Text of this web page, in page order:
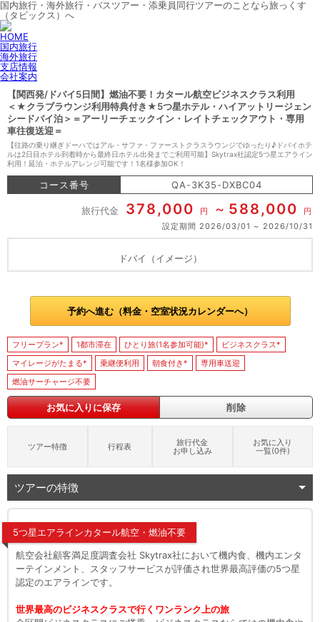
国内旅行・海外旅行・バスツアー・添乗員同行ツアーのことなら旅っくす
（タビックス）へ
HOME
国内旅行
海外旅行
支店情報
会社案内
【関西発/ドバイ5日間】燃油不要！カタール航空ビジネスクラス利用
＜★クラブラウンジ利用特典付き★5つ星ホテル・ハイアットリージェン
シードバイ泊＞＝アーリーチェックイン・レイトチェックアウト・専用
車往復送迎＝
【往路の乗り継ぎドーハではアル・サファ・ファーストクラスラウンジでゆったり♪ドバイホテ
ルは2日目ホテル到着時から最終日ホテル出発までご利用可能】Skytrax社認定5つ星エアライン
利用！延泊・ホテルアレンジ可能です！1名様参加OK！
コース番号 QA-3K35-DXBC04
旅行代金 378,000 円 588,000
円
設定期間 2026/03/01 2026/10/31
ドバイ（イメージ）
予約へ進む（料金・空室状況カレンダーへ）
フリープラン* 1都市滞在 ひとり旅(1名参加可能)*
ビジネスクラス*
マイレージがたまる*
乗継便利用 朝食付き*
専用車送迎
燃油サーチャージ不要
お気に入りに保存 削除
ツアー特徴 行程表
旅行代金
お申し込み
お気に入り
一覧(0件)
ツアーの特徴
5つ星エアラインカタール航空・燃油不要
航空会社顧客満足度調査会社 Skytrax社において機内食、機内エンタ
ーテインメント、スタッフサービスが評価され世界最高評価の5つ星
認定のエアラインです。
世界最高のビジネスクラスで行くワンランク上の旅